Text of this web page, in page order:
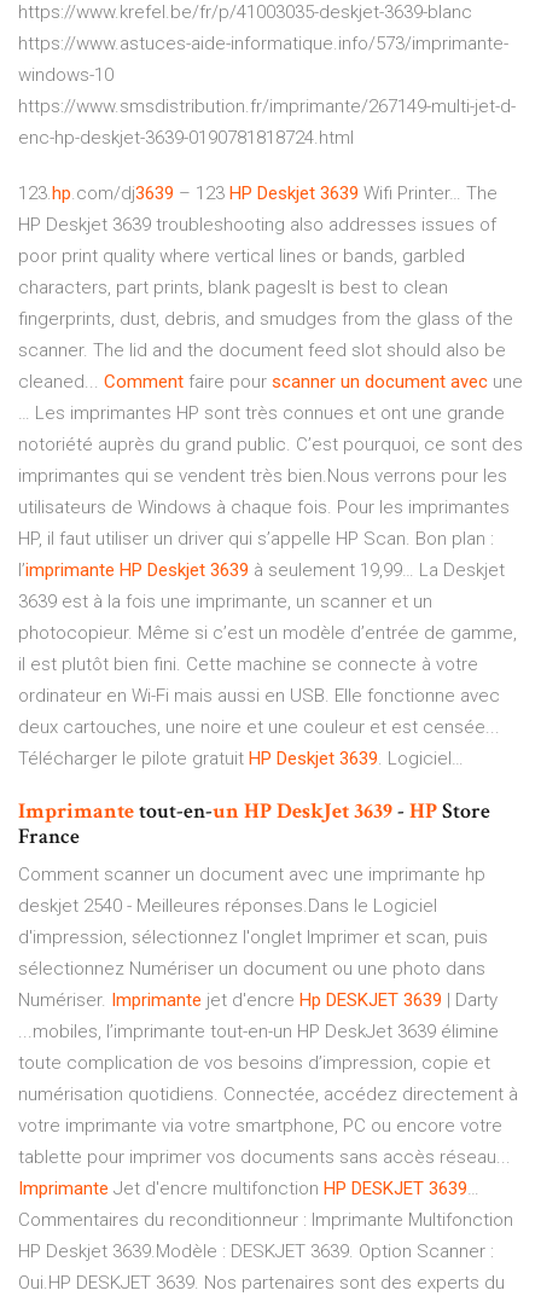
https://www.krefel.be/fr/p/41003035-deskjet-3639-blanc
https://www.astuces-aide-informatique.info/573/imprimante-
windows-10
https://www.smsdistribution.fr/imprimante/267149-multi-jet-d-
enc-hp-deskjet-3639-0190781818724.html
123. hp.com/dj3639 – 123 HP Deskjet 3639 Wifi Printer… The
HP Deskjet 3639 troubleshooting also addresses issues of
poor print quality where vertical lines or bands, garbled
characters, part prints, blank pagesIt is best to clean
fingerprints, dust, debris, and smudges from the glass of the
scanner. The lid and the document feed slot should also be
cleaned... Comment faire pour scanner un document avec une
… Les imprimantes HP sont très connues et ont une grande
notoriété auprès du grand public. C’est pourquoi, ce sont des
imprimantes qui se vendent très bien.Nous verrons pour les
utilisateurs de Windows à chaque fois. Pour les imprimantes
HP, il faut utiliser un driver qui s’appelle HP Scan. Bon plan :
l’imprimante HP Deskjet 3639 à seulement 19,99… La Deskjet
3639 est à la fois une imprimante, un scanner et un
photocopieur. Même si c’est un modèle d’entrée de gamme,
il est plutôt bien fini. Cette machine se connecte à votre
ordinateur en Wi-Fi mais aussi en USB. Elle fonctionne avec
deux cartouches, une noire et une couleur et est censée...
Télécharger le pilote gratuit HP Deskjet 3639. Logiciel…
Imprimantetout-en-unHPDeskJet3639- HPStore
France
Comment scanner un document avec une imprimante hp
deskjet 2540 - Meilleures réponses.Dans le Logiciel
d'impression, sélectionnez l'onglet Imprimer et scan, puis
sélectionnez Numériser un document ou une photo dans
Numériser. Imprimante jet d'encre Hp DESKJET 3639 | Darty
...mobiles, l’imprimante tout-en-un HP DeskJet 3639 élimine
toute complication de vos besoins d’impression, copie et
numérisation quotidiens. Connectée, accédez directement à
votre imprimante via votre smartphone, PC ou encore votre
tablette pour imprimer vos documents sans accès réseau...
Imprimante Jet d'encre multifonction HP DESKJET 3639…
Commentaires du reconditionneur : Imprimante Multifonction
HP Deskjet 3639.Modèle : DESKJET 3639. Option Scanner :
Oui.HP DESKJET 3639. Nos partenaires sont des experts du